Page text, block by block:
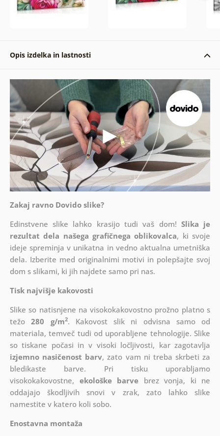
Opis izdelka in lastnosti
Zakaj ravno Dovido slike?
Edinstvene slike lahko krasijo tudi vaš dom! Slika je
rezultat dela našega grafičnega oblikovalca, ki svoje
ideje spreminja v unikatna in vedno aktualna umetniška
dela. Izberite med originalnimi motivi in polepšajte svoj
dom s slikami, ki jih najdete samo pri nas.
Tisk najvišje kakovosti
Slike so natisnjene na visokokakovostno prožno platno s
težo280 g/m2. Kakovost slik ni odvisna samo od
materiala, temveč tudi od uporabljene tehnologije. Slike
so tiskane počasi in v visoki ločljivosti, kar zagotavlja
izjemno nasičenost barv, zato vam ni treba skrbeti za
bledikaste barve. Pri tisku uporabljamo
visokokakovostne, ekološke barve brez vonja, ki ne
oddajajo škodljivih snovi v zrak, zato lahko slike
namestite v katero koli sobo.
Enostavna montaža